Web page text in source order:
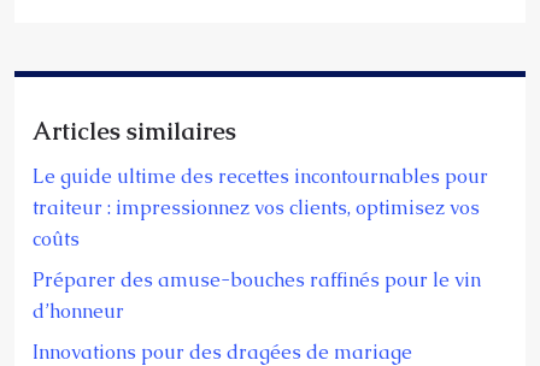
Articles similaires
Le guide ultime des recettes incontournables pour
traiteur : impressionnez vos clients, optimisez vos
coûts
Préparer des amuse-bouches raffinés pour le vin
d’honneur
Innovations pour des dragées de mariage